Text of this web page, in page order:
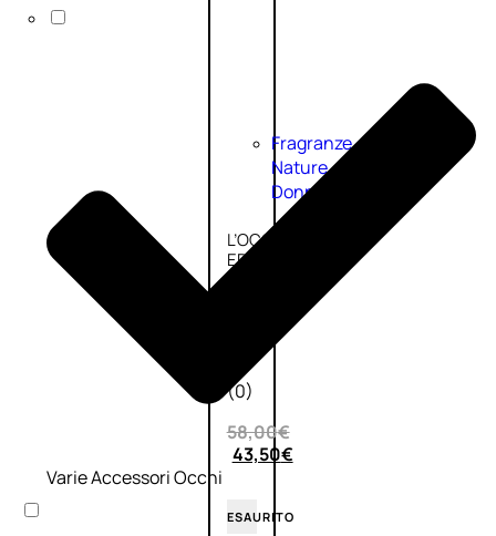
Fragranze
Nature
Donna
L’OCCITANE
EDT
VERBENA
(0)
58,00€
43,50€
ESAURITO
Varie Accessori Occhi